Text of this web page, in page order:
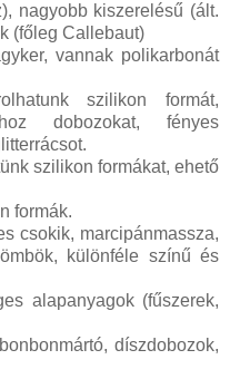
nagyobb kiszerelésű (ált.
(főleg Callebaut)
vannak polikarbonát
szilikon formát,
dobozokat, fényes
szilikon formákat, ehető
formák.
csokik, marcipánmassza,
különféle színű és
alapanyagok (fűszerek,
díszdobozok,